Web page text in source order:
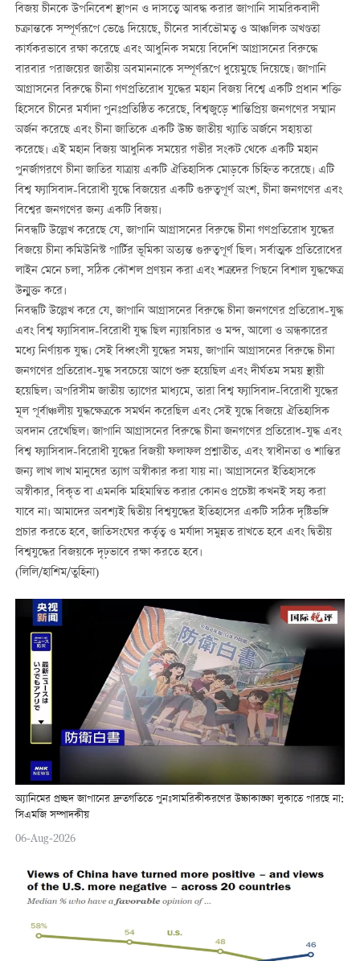
বিজয় চীনকে উপনিবেশ স্থাপন ও দাসত্বে আবদ্ধ করার জাপানি সামরিকবাদী
চক্রান্তকে সম্পূর্ণরূপে ভেঙে দিয়েছে, চীনের সার্বভৌমত্ব ও আঞ্চলিক অখণ্ডতা
কার্যকরভাবে রক্ষা করেছে এবং আধুনিক সময়ে বিদেশি আগ্রাসনের বিরুদ্ধে
বারবার পরাজয়ের জাতীয় অবমাননাকে সম্পূর্ণরূপে ধুয়েমুছে দিয়েছে। জাপানি
আগ্রাসনের বিরুদ্ধে চীনা গণপ্রতিরোধ যুদ্ধের মহান বিজয় বিশ্বে একটি প্রধান শক্তি
হিসেবে চীনের মর্যাদা পুনঃপ্রতিষ্ঠিত করেছে, বিশ্বজুড়ে শান্তিপ্রিয় জনগণের সম্মান
অর্জন করেছে এবং চীনা জাতিকে একটি উচ্চ জাতীয় খ্যাতি অর্জনে সহায়তা
করেছে। এই মহান বিজয় আধুনিক সময়ের গভীর সংকট থেকে একটি মহান
পুনর্জাগরণে চীনা জাতির যাত্রায় একটি ঐতিহাসিক মোড়কে চিহ্নিত করেছে। এটি
বিশ্ব ফ্যাসিবাদ-বিরোধী যুদ্ধে বিজয়ের একটি গুরুত্বপূর্ণ অংশ, চীনা জনগণের এবং
বিশ্বের জনগণের জন্য একটি বিজয়।
নিবন্ধটি উল্লেখ করেছে যে, জাপানি আগ্রাসনের বিরুদ্ধে চীনা গণপ্রতিরোধ যুদ্ধের
বিজয়ে চীনা কমিউনিস্ট পার্টির ভূমিকা অত্যন্ত গুরুত্বপূর্ণ ছিল। সর্বাত্মক প্রতিরোধের
লাইন মেনে চলা, সঠিক কৌশল প্রণয়ন করা এবং শত্রুদের পিছনে বিশাল যুদ্ধক্ষেত্র
উন্মুক্ত করে।
নিবন্ধটি উল্লেখ করে যে, জাপানি আগ্রাসনের বিরুদ্ধে চীনা জনগণের প্রতিরোধ-যুদ্ধ
এবং বিশ্ব ফ্যাসিবাদ-বিরোধী যুদ্ধ ছিল ন্যায়বিচার ও মন্দ, আলো ও অন্ধকারের
মধ্যে নির্ণায়ক যুদ্ধ। সেই বিধ্বংসী যুদ্ধের সময়, জাপানি আগ্রাসনের বিরুদ্ধে চীনা
জনগণের প্রতিরোধ-যুদ্ধ সবচেয়ে আগে শুরু হয়েছিল এবং দীর্ঘতম সময় স্থায়ী
হয়েছিল। অপরিসীম জাতীয় ত্যাগের মাধ্যমে, তারা বিশ্ব ফ্যাসিবাদ-বিরোধী যুদ্ধের
মূল পূর্বাঞ্চলীয় যুদ্ধক্ষেত্রকে সমর্থন করেছিল এবং সেই যুদ্ধে বিজয়ে ঐতিহাসিক
অবদান রেখেছিল। জাপানি আগ্রাসনের বিরুদ্ধে চীনা জনগণের প্রতিরোধ-যুদ্ধ এবং
বিশ্ব ফ্যাসিবাদ-বিরোধী যুদ্ধের বিজয়ী ফলাফল প্রশ্নাতীত, এবং স্বাধীনতা ও শান্তির
জন্য লাখ লাখ মানুষের ত্যাগ অস্বীকার করা যায় না। আগ্রাসনের ইতিহাসকে
অস্বীকার, বিকৃত বা এমনকি মহিমান্বিত করার কোনও প্রচেষ্টা কখনই সহ্য করা
যাবে না। আমাদের অবশ্যই দ্বিতীয় বিশ্বযুদ্ধের ইতিহাসের একটি সঠিক দৃষ্টিভঙ্গি
প্রচার করতে হবে, জাতিসংঘের কর্তৃত্ব ও মর্যাদা সমুন্নত রাখতে হবে এবং দ্বিতীয়
বিশ্বযুদ্ধের বিজয়কে দৃঢ়ভাবে রক্ষা করতে হবে।
(লিলি/হাশিম/তুহিনা)
অ্যানিমের প্রচ্ছদ জাপানের দ্রুতগতিতে পুনঃসামরিকীকরণের উচ্চাকাঙ্ক্ষা লুকাতে পারছে না:
সিএমজি সম্পাদকীয়
06-Aug-2026